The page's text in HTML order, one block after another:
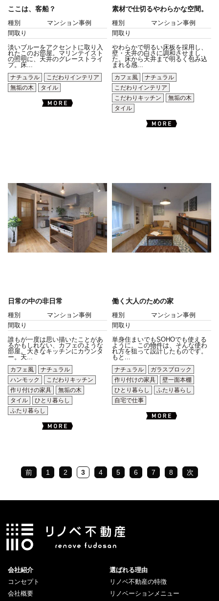
ここは、客船？
種別
マンション事例
間取り
淡いブルーをアクセントに取り入
れたこのお部屋。マリンテイスト
の照明に、天井のグレーストライ
プ。床...
ナチュラル
こだわりインテリア
無垢の木
タイル
素材で仕切るやわらかな空間。
種別
マンション事例
間取り
やわらかで明るい床板を採用し、
壁・天井の白さに調和させまし
た。床から天井まで明るく包み込
まれる感...
カフェ風
ナチュラル
こだわりインテリア
こだわりキッチン
無垢の木
タイル
日常の中の非日常
種別
マンション事例
間取り
誰もが一度は思い描いたことがあ
るかもしれない、カフェのような
部屋。大きなキッチンにカウンタ
ー。天...
カフェ風
ナチュラル
ハンモック
こだわりキッチン
作り付けの家具
無垢の木
タイル
ひとり暮らし
ふたり暮らし
働く大人のための家
種別
マンション事例
間取り
単身住まいでもSOHOでも使える
ように。この物件は、そんな使わ
れ方を狙って設計したものです。
もと...
ナチュラル
ガラスブロック
作り付けの家具
壁一面本棚
ひとり暮らし
ふたり暮らし
自宅で仕事
前 1 2 3 4 5 6 7 8 次
会社紹介
コンセプト
会社概要
選ばれる理由
リノベ不動産の特徴
リノベーションメニュー